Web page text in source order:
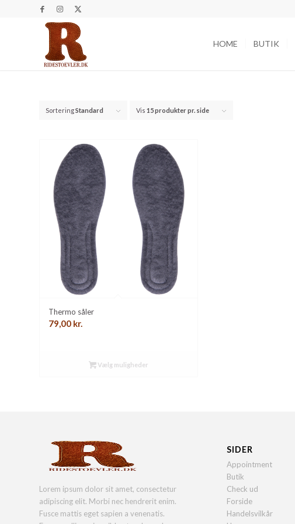
HOME BUTIK
SorteringStandard Vis 15 produkter pr. side
Thermo såler
79,00 kr.
Vælg muligheder
Lorem ipsum dolor sit amet, consectetur
adipiscing elit. Morbi nec hendrerit enim.
Fusce mattis eget sapien a venenatis.
SIDER
Appointment
Butik
Check ud
Forside
Handelsvilkår